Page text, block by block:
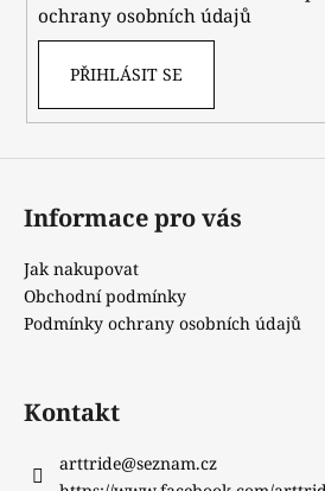
ochrany osobních údajů
PŘIHLÁSIT SE
Informace pro vás
Jak nakupovat
Obchodní podmínky
Podmínky ochrany osobních údajů
Kontakt
arttride@seznam.cz